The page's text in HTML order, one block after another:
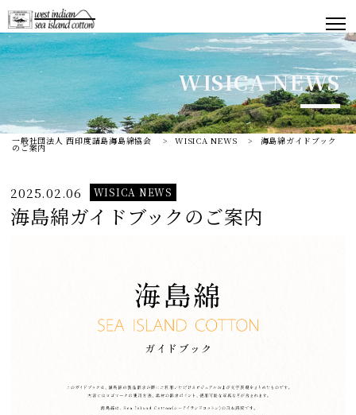
WISICA NEWS
一般社団法人 西印度諸島海島綿協会 > WISICA NEWS > 海島綿ガイドブック
のご案内
2025.02.06 WISICA NEWS
海島綿ガイドブックのご案内